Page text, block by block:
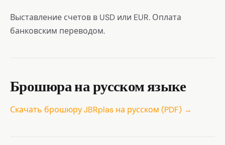
Выставление счетов в USD или EUR. Оплата
банковским переводом.
Брошюра на русском языке
Скачать брошюру JBRplas на русском (PDF) →